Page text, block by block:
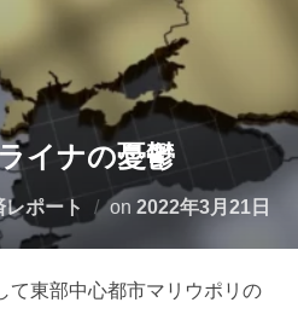
イナの憂鬱
ポート on 投
2022年3月21日
て東部中心都市マリウポリの